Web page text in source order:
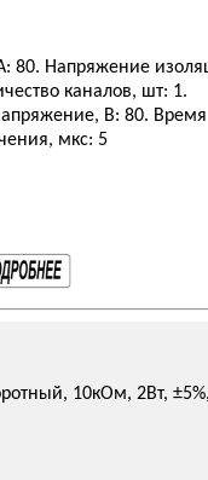
80. Напряжение
каналов, шт: 1.
В: 80. Время
мкс: 5
10кОм, 2Вт,